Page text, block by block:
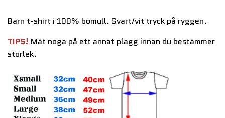
Barn t-shirt i 100% bomull. Svart/vit tryck på ryggen.
TIPS! Mät noga på ett annat plagg innan du bestämmer
storlek.